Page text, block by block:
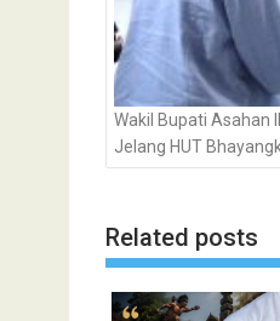
Wakil Bupati Asahan
Jelang HUT
Related posts